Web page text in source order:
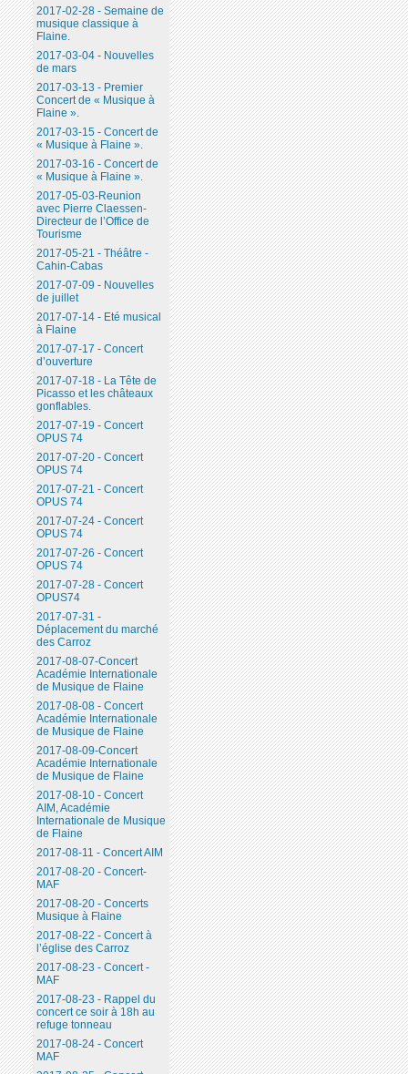
2017-02-28 - Semaine de
musique classique à
Flaine.
2017-03-04 - Nouvelles
de mars
2017-03-13 - Premier
Concert de « Musique à
Flaine ».
2017-03-15 - Concert de
« Musique à Flaine ».
2017-03-16 - Concert de
« Musique à Flaine ».
2017-05-03-Reunion
avec Pierre Claessen-
Directeur de l’Office de
Tourisme
2017-05-21 - Théâtre -
Cahin-Cabas
2017-07-09 - Nouvelles
de juillet
2017-07-14 - Eté musical
à Flaine
2017-07-17 - Concert
d’ouverture
2017-07-18 - La Tête de
Picasso et les châteaux
gonflables.
2017-07-19 - Concert
OPUS 74
2017-07-20 - Concert
OPUS 74
2017-07-21 - Concert
OPUS 74
2017-07-24 - Concert
OPUS 74
2017-07-26 - Concert
OPUS 74
2017-07-28 - Concert
OPUS74
2017-07-31 -
Déplacement du marché
des Carroz
2017-08-07-Concert
Académie Internationale
de Musique de Flaine
2017-08-08 - Concert
Académie Internationale
de Musique de Flaine
2017-08-09-Concert
Académie Internationale
de Musique de Flaine
2017-08-10 - Concert
AIM, Académie
Internationale de Musique
de Flaine
2017-08-11 - Concert AIM
2017-08-20 - Concert-
MAF
2017-08-20 - Concerts
Musique à Flaine
2017-08-22 - Concert à
l’église des Carroz
2017-08-23 - Concert -
MAF
2017-08-23 - Rappel du
concert ce soir à 18h au
refuge tonneau
2017-08-24 - Concert
MAF